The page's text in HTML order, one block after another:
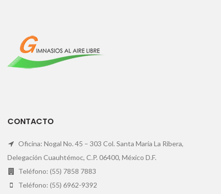
CONTACTO
Oficina: Nogal No. 45 – 303 Col. Santa María La Ribera,
Delegación Cuauhtémoc, C.P. 06400, México D.F.
Teléfono: (55) 7858 7883
Teléfono: (55) 6962-9392